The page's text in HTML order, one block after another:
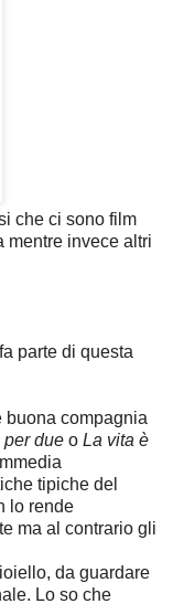
che ci sono film
mentre invece altri
parte di questa
buona compagnia
per due o La vita è
tipiche del
lo rende
ma al contrario gli
da guardare
Lo so che